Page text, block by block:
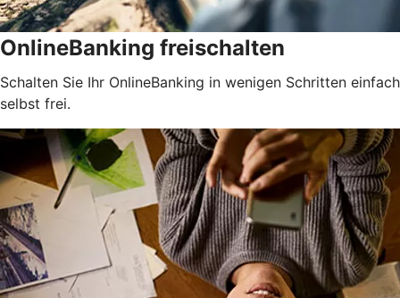
OnlineBanking freischalten
Schalten Sie Ihr OnlineBanking in wenigen Schritten einfach
selbst frei.